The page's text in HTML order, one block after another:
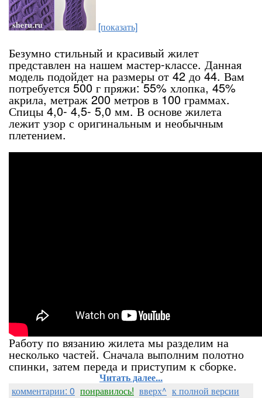
[показать]
Безумно стильный и красивый жилет
представлен на нашем мастер-классе. Данная
модель подойдет на размеры от 42 до 44. Вам
потребуется 500 г пряжи: 55% хлопка, 45%
акрила, метраж 200 метров в 100 граммах.
Спицы 4,0- 4,5- 5,0 мм. В основе жилета
лежит узор с оригинальным и необычным
плетением.
Работу по вязанию жилета мы разделим на
несколько частей. Сначала выполним полотно
спинки, затем переда и приступим к сборке.
Читать далее...
комментарии: 0 понравилось! вверх^ к полной версии